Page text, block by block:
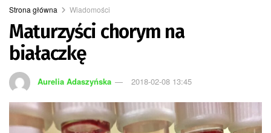
Strona główna Wiadomości
Maturzyści chorym na
białaczkę
Aurelia Adaszyńska 2018-02-08 13:45